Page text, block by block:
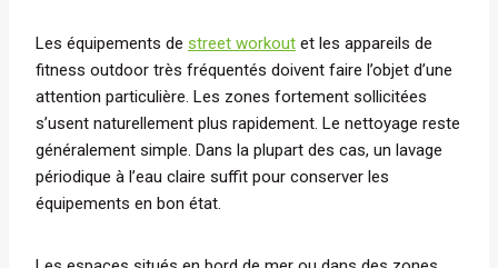
Les équipements de street workout et les appareils de
fitness outdoor très fréquentés doivent faire l’objet d’une
attention particulière. Les zones fortement sollicitées
s’usent naturellement plus rapidement. Le nettoyage reste
généralement simple. Dans la plupart des cas, un lavage
périodique à l’eau claire suffit pour conserver les
équipements en bon état.